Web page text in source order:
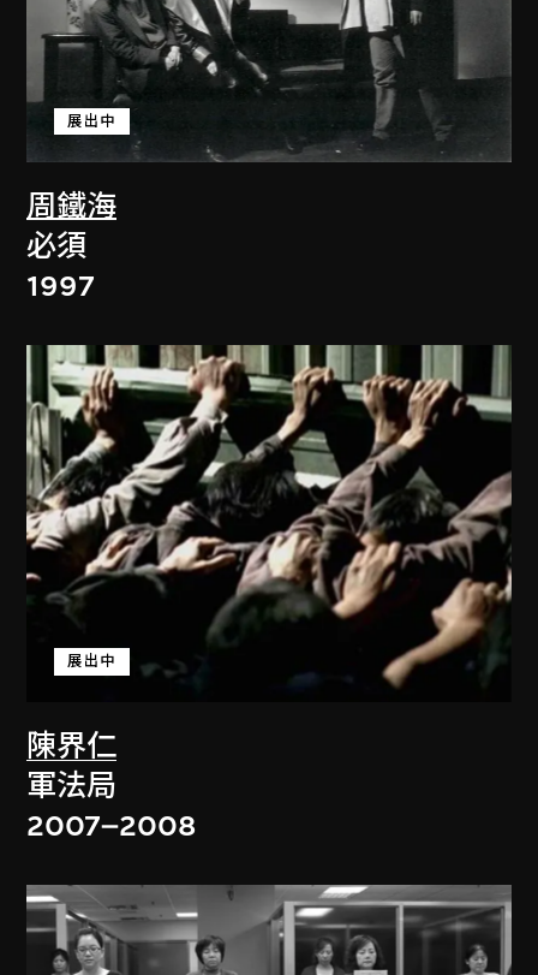
周鐵海
展出中
必須
1997
陳界仁
展出中
軍法局
2007–2008